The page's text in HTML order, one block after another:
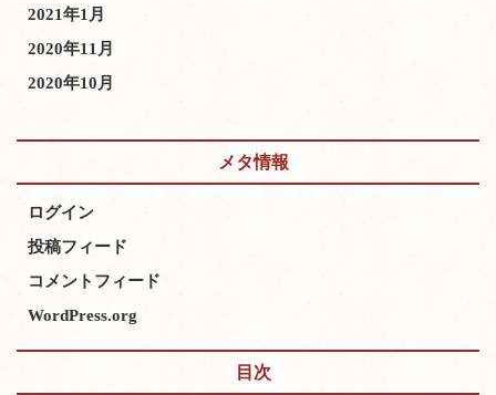
2021年1月
2020年11月
2020年10月
メタ情報
ログイン
投稿フィード
コメントフィード
WordPress.org
目次